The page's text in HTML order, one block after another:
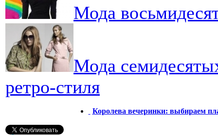
Мода
Мода
ретро-стиля
Королева вечеринки: выбираем